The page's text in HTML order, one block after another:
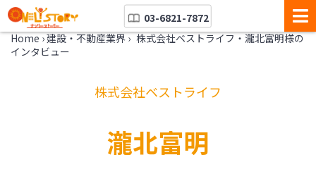
03-6821-7872
Home ›建設・不動産業界 › 株式会社ベストライフ・瀧北富明様の
インタビュー
株式会社ベストライフ
瀧北富明